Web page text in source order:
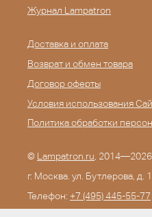
Журнал Lampatron
Доставка и оплата
Возврат и обмен товара
Договор оферты
Условия использования
Политика обработки
© Lampatron.ru , 2014—2026
г. Москва. ул. Бутлерова, д.
Телефон: +7 (495) 445-55-77